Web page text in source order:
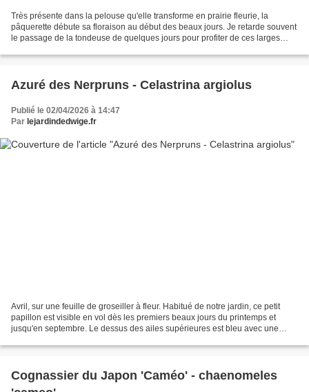
Très présente dans la pelouse qu'elle transforme en prairie fleurie, la
pâquerette débute sa floraison au début des beaux jours. Je retarde souvent
le passage de la tondeuse de quelques jours pour profiter de ces larges
Azuré des Nerpruns - Celastrina argiolus
Publié le 02/04/2026 à 14:47
Par lejardindedwige.fr
Avril, sur une feuille de groseiller à fleur. Habitué de notre jardin, ce petit
papillon est visible en vol dès les premiers beaux jours du printemps et
jusqu'en septembre. Le dessus des ailes supérieures est bleu avec une
Cognassier du Japon 'Caméo' - chaenomeles